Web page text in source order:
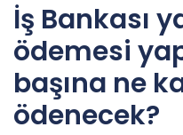
İş Bankası
ödemesi
başına ne
ödenecek?